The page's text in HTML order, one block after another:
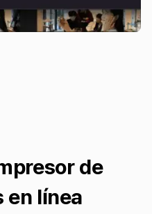
de
en línea